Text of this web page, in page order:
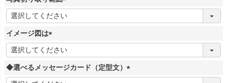
)
必
)
イメージ図は
(
必
須
)
◆選べるメッセージカード（定型文）